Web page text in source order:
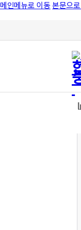
메인메뉴로 이동본문으